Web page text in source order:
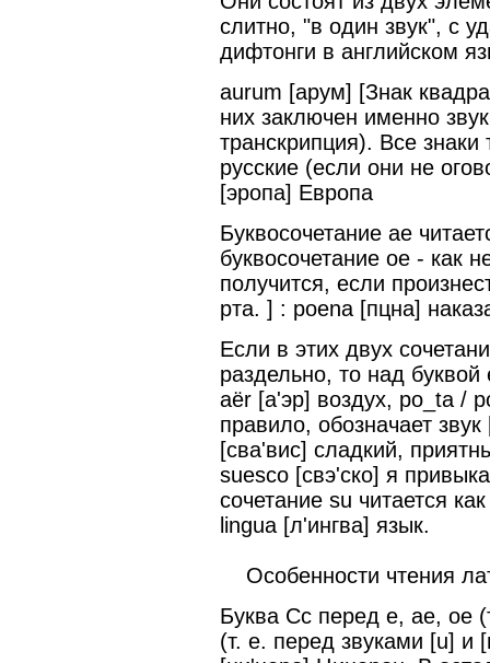
слитно, "в один звук", с
дифтонги в английском
aurum [арум] [Знак
них заключен именно
транскрипция). Все
русские (если они не
[эропа] Европа
Буквосочетание ae
буквосочетание oe - как
получится, если
рта. ] : poena [пцна]
Если в этих двух
раздельно, то над
aёr [а'эр] воздух, po_ta /
правило, обозначает
[сва'вис] сладкий,
suesco [свэ'ско] я
сочетание su читается
lingua [л'ингва] язык.
Особенности чтения
Буква Cс перед e, ae, oe
(т. е. перед звуками [u] и